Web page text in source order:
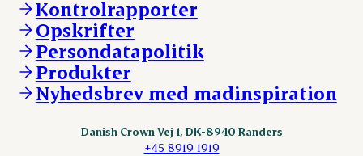
Vores lokationer
Kontakt
DAT-Schaub.com
ESS-FOOD.com
Fonden Dansk Gastronomi
KLS.se
nordicspoor.com
Scanhide.dk
Kontrolrapporter
Opskrifter
Persondatapolitik
Produkter
Nyhedsbrev med madinspiration
Danish Crown Vej 1, DK-8940 Randers
+45 8919 1919